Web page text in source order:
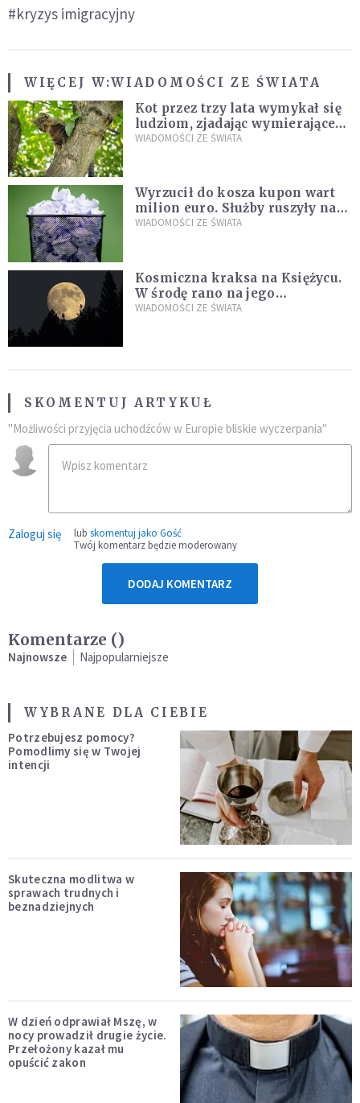
#kryzys imigracyjny
WIĘCEJ W:WIADOMOŚCI ZE ŚWIATA
Kot przez trzy lata wymykał się
ludziom, zjadając wymierające
kaczki. W końcu popełnił
WIADOMOŚCI ZE ŚWIATA
Wyrzucił do kosza kupon wart
milion euro. Służby ruszyły na
poszukiwania
WIADOMOŚCI ZE ŚWIATA
Kosmiczna kraksa na Księżycu.
W środę rano na jego
powierzchni dojdzie do
WIADOMOŚCI ZE ŚWIATA
SKOMENTUJ ARTYKUŁ
"Możliwości przyjęcia uchodźców w Europie bliskie wyczerpania"
Zaloguj się lub skomentuj jako Gość
Twój komentarz będzie moderowany
DODAJ KOMENTARZ
Komentarze ()
Najnowsze Najpopularniejsze
WYBRANE DLA CIEBIE
Potrzebujesz pomocy?
Pomodlimy się w Twojej
intencji
Skuteczna modlitwa w
sprawach trudnych i
beznadziejnych
W dzień odprawiał Mszę, w
nocy prowadził drugie życie.
Przełożony kazał mu
opuścić zakon